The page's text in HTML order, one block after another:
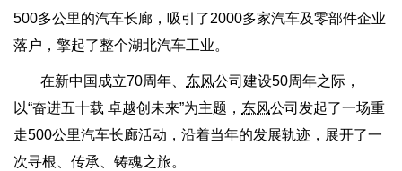
500多公里的汽车长廊，吸引了2000多家汽车及零部件企业
落户，擎起了整个湖北汽车工业。
在新中国成立70周年、 东风公司建设50周年之际，
以“奋进五十载 卓越创未来”为主题， 东风公司发起了一场重
走500公里汽车长廊活动，沿着当年的发展轨迹，展开了一
次寻根、传承、铸魂之旅。